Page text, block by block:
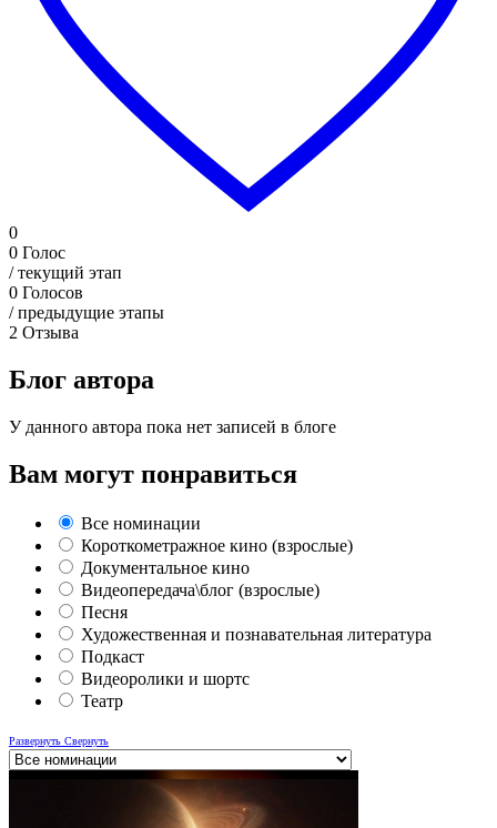
0
0 Голос
/ текущий этап
0 Голосов
/ предыдущие этапы
2 Отзыва
Блог автора
У данного автора пока нет записей в блоге
Вам могут понравиться
Все номинации
Короткометражное кино (взрослые)
Документальное кино
Видеопередача\блог (взрослые)
Песня
Художественная и познавательная литература
Подкаст
Видеоролики и шортс
Театр
Развернуть Свернуть